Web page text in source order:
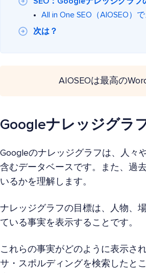
All in One SEO（AIOSEO）
次は？
AIOSEOは最高の
Googleナレッジグラ
Googleのナレッジグラフは、人々
含むデータベースです。また、過
いるかを理解します。
ナレッジグラフの目標は、人物、
ている事実を表示することです。
これらの事実がどのように表示さ
サ・スポルディングを検索したと